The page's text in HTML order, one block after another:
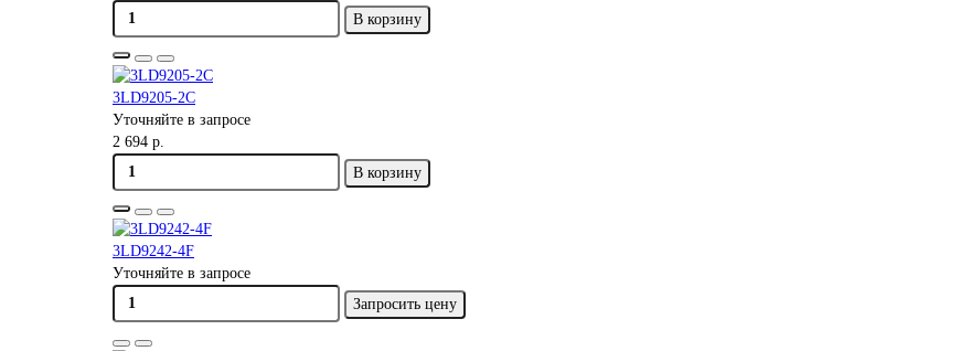
В корзину
3LD9205-2C
Уточняйте в запросе
2 694 р.
В корзину
3LD9242-4F
Уточняйте в запросе
Запросить цену